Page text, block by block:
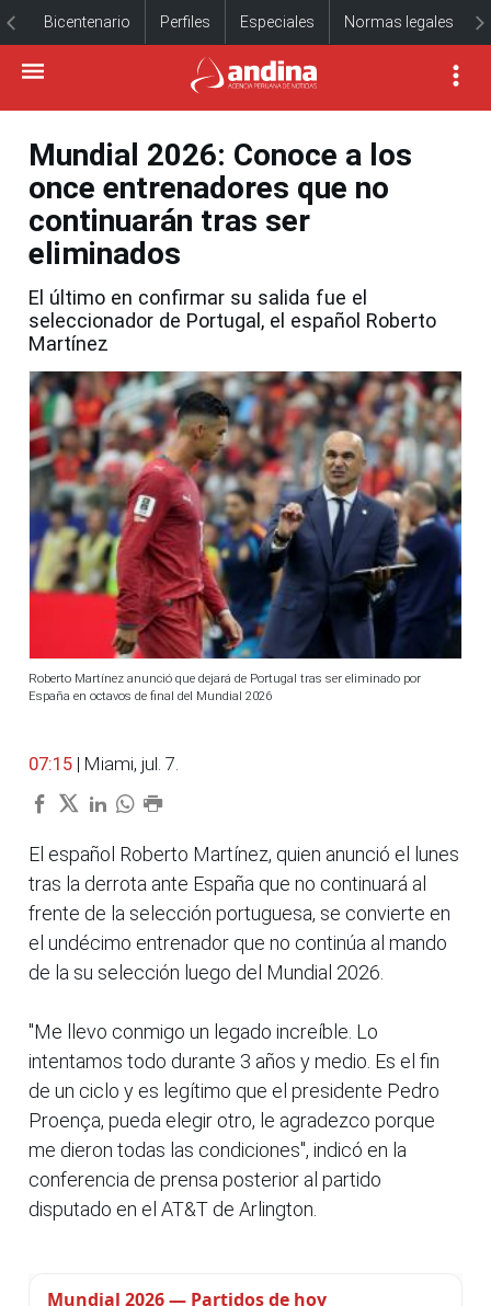
Bicentenario Perfiles Especiales Normas legales
Mundial 2026: Conoce a los
once entrenadores que no
continuarán tras ser
eliminados
El último en confirmar su salida fue el
seleccionador de Portugal, el español Roberto
Martínez
Roberto Martínez anunció que dejará de Portugal tras ser eliminado por
España en octavos de final del Mundial 2026
07:15 | Miami, jul. 7.
El español Roberto Martínez, quien anunció el lunes
tras la derrota ante España que no continuará al
frente de la selección portuguesa, se convierte en
el undécimo entrenador que no continúa al mando
de la su selección luego del Mundial 2026.
"Me llevo conmigo un legado increíble. Lo
intentamos todo durante 3 años y medio. Es el fin
de un ciclo y es legítimo que el presidente Pedro
Proença, pueda elegir otro, le agradezco porque
me dieron todas las condiciones", indicó en la
conferencia de prensa posterior al partido
disputado en el AT&T de Arlington.